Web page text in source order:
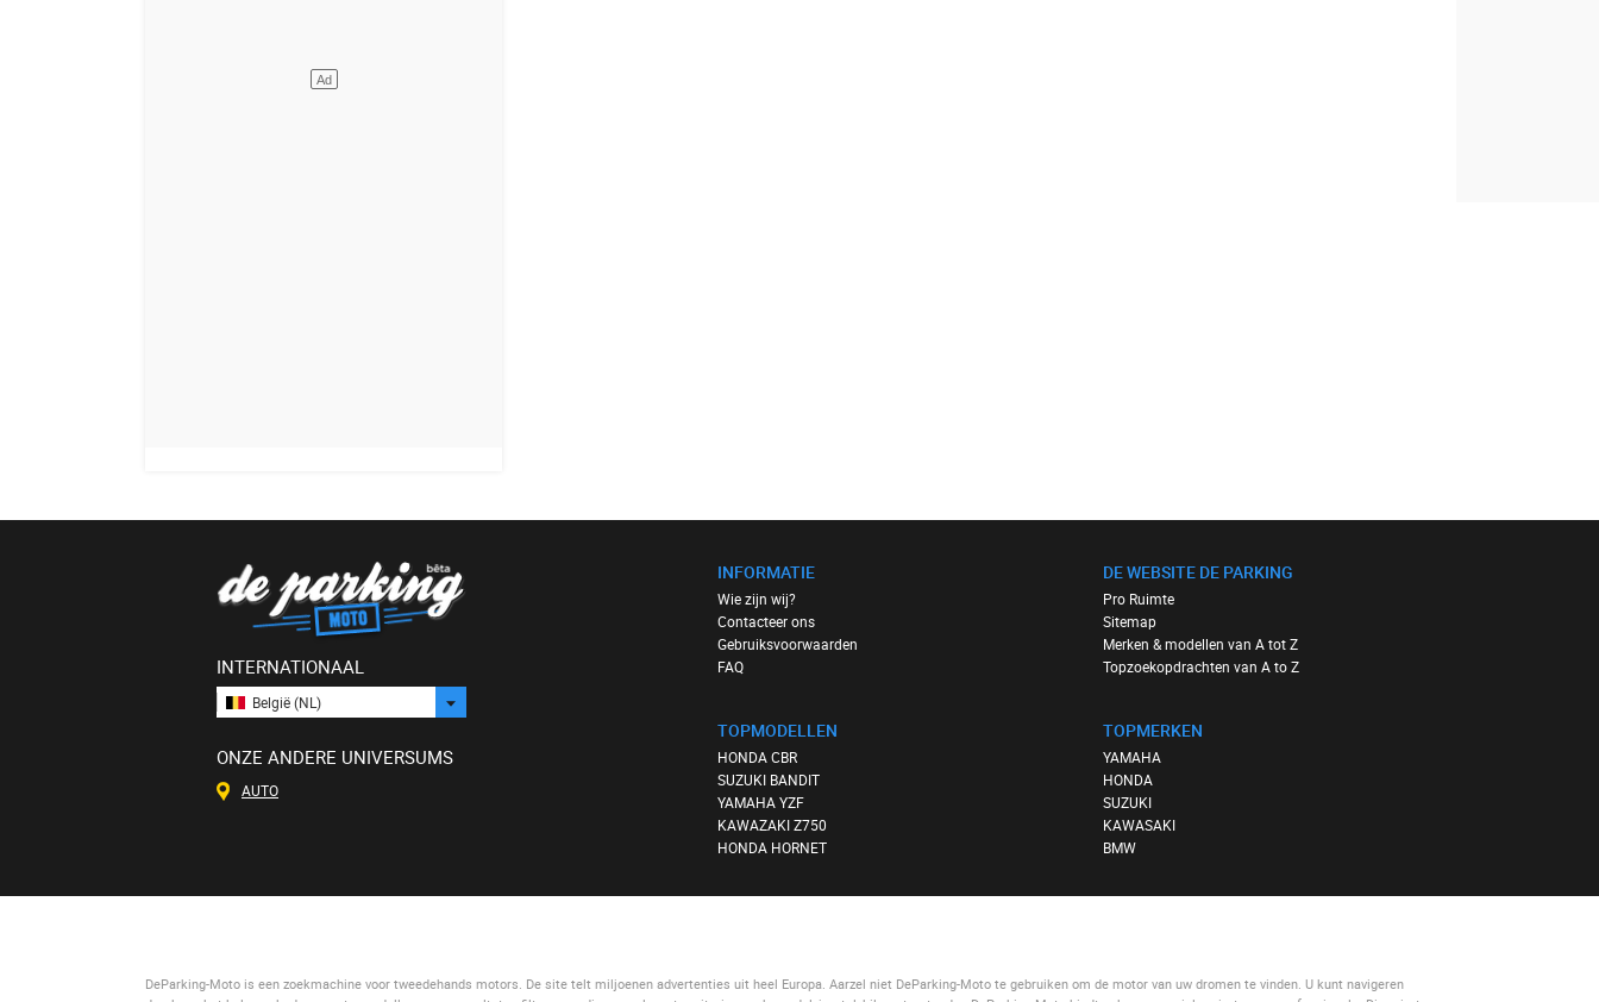
INTERNATIONAAL
België (NL)
ONZE ANDERE UNIVERSUMS
AUTO
INFORMATIE
Wie zijn wij?
Contacteer ons
Gebruiksvoorwaarden
FAQ
TOPMODELLEN
HONDA CBR
SUZUKI BANDIT
YAMAHA YZF
KAWAZAKI Z750
HONDA HORNET
DE WEBSITE DE PARKING
Pro Ruimte
Sitemap
Merken & modellen van A tot Z
Topzoekopdrachten van A to Z
TOPMERKEN
YAMAHA
HONDA
SUZUKI
KAWASAKI
BMW
DeParking-Moto is een zoekmachine voor tweedehands motors. De site telt miljoenen advertenties uit heel Europa. Aarzel niet DeParking-Moto te gebruiken om de motor van uw dromen te vinden. U kunt navigeren